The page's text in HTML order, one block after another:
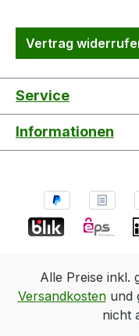
Vertrag
Service
Informationen
Alle Preise inkl.
Versandkostenund
nicht